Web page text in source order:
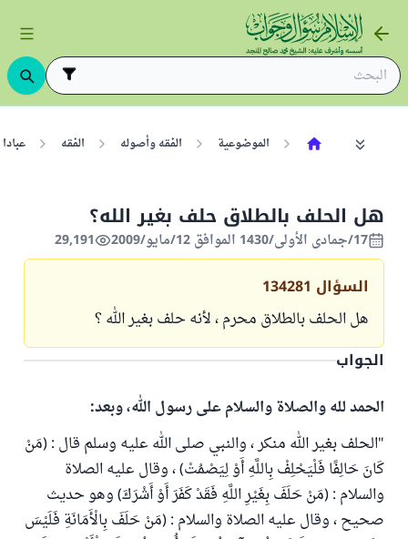
الموضوعية الفقه وأصوله الفقه
هل الحلف بالطلاق حلف بغير الله؟
17/جمادى الأولى/1430 الموافق 12/مايو/2009 29,191
السؤال 134281
هل الحلف بالطلاق محرم ، لأنه حلف بغير الله ؟
الجواب
الحمد لله والصلاة والسلام على رسول الله، وبعد:
"الحلف بغير الله منكر ، والنبي صلى الله عليه وسلم قال : (مَنْ
كَانَ حَالِفًا فَلْيَحْلِفْ بِاللَّهِ أَوْ لِيَصْمُتْ) ، وقال عليه الصلاة
والسلام : (مَنْ حَلَفَ بِغَيْرِ اللَّهِ فَقَدْ كَفَرَ أَوْ أَشْرَكَ) وهو حديث
صحيح ، وقال عليه الصلاة والسلام : (مَنْ حَلَفَ بِالْأَمَانَةِ فَلَيْسَ